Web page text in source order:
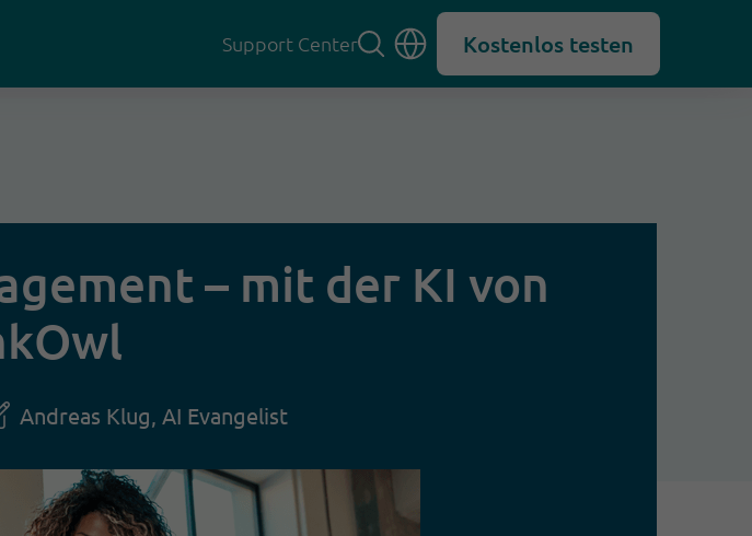
Support Center Kostenlos testen
– mit der KI von
Andreas Klug, AI Evangelist